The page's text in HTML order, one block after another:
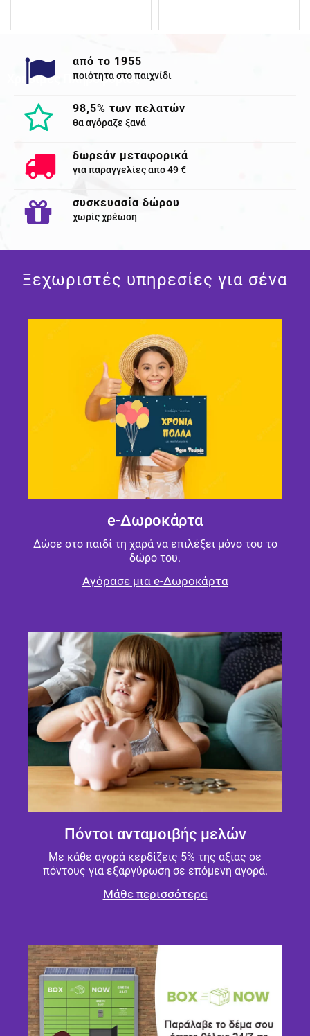
Χρησιμες Πληροφορίες
από το 1955
ποιότητα στο παιχνίδι
98,5% των πελατών
θα αγόραζε ξανά
δωρεάν μεταφορικά
για παραγγελίες απο 49 €
συσκευασία δώρου
χωρίς χρέωση
Ξεχωριστές υπηρεσίες για σένα
e-Δωροκάρτα
Δώσε στο παιδί τη χαρά να επιλέξει μόνο του το
δώρο του.
Αγόρασε μια e-Δωροκάρτα
Πόντοι ανταμοιβής μελών
Με κάθε αγορά κερδίζεις 5% της αξίας σε
πόντους για εξαργύρωση σε επόμενη αγορά.
Μάθε περισσότερα